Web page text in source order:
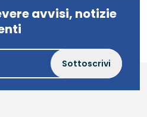
avvisi, notizie
Sottoscrivi